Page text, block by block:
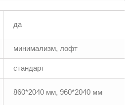
да
минимализм, лофт
стандарт
860*2040 мм, 960*2040 мм